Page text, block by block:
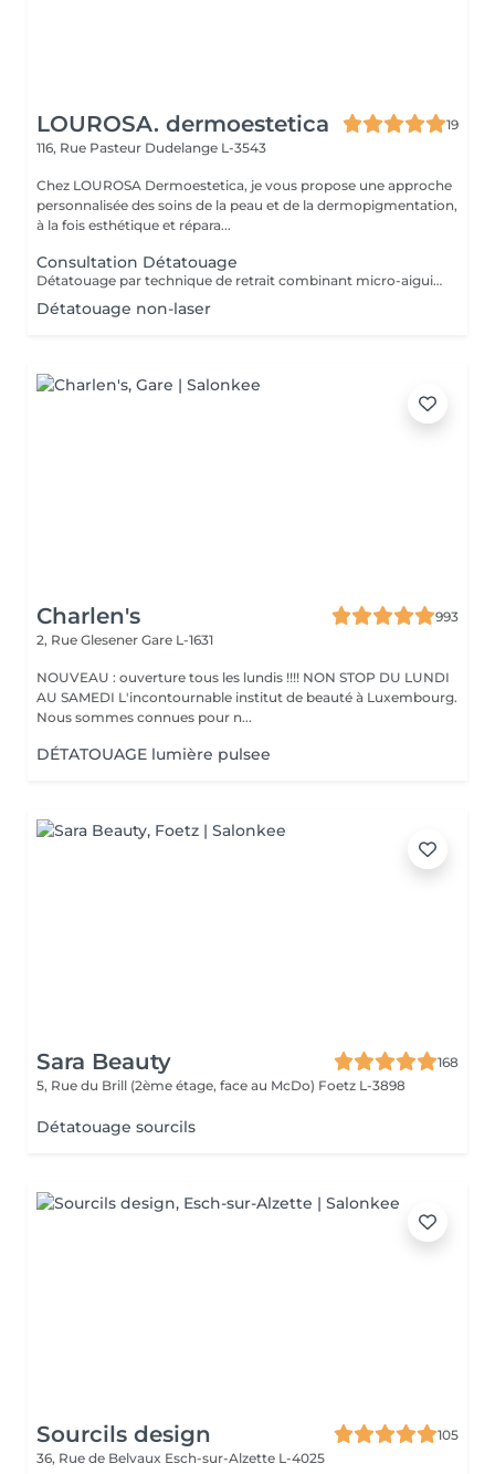
LOUROSA. dermoestetica
19
116, Rue Pasteur Dudelange L-3543
Chez LOUROSA Dermoestetica, je vous propose une approche
personnalisée des soins de la peau et de la dermopigmentation,
à la fois esthétique et répara...
Consultation Détatouage
Détatouage par technique de retrait combinant micro-aiguilletage et solution spécifique, adaptée aux pigments difficiles à traiter au laser . La consultation est requise.
Détatouage non-laser
Charlen's
993
2, Rue Glesener Gare L-1631
NOUVEAU : ouverture tous les lundis !!!! NON STOP DU LUNDI
AU SAMEDI L'incontournable institut de beauté à Luxembourg.
Nous sommes connues pour n...
DÉTATOUAGE lumière pulsee
Sara Beauty
168
5, Rue du Brill (2ème étage, face au McDo) Foetz L-3898
Détatouage sourcils
Sourcils design
105
36, Rue de Belvaux Esch-sur-Alzette L-4025